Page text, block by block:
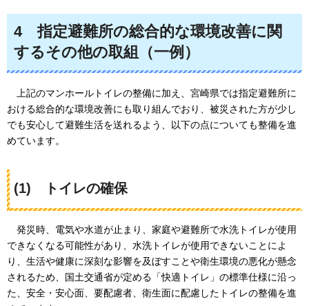
4
指定避難所の総合的な環境改善に関
するその他の取組（一例）
上記のマンホールトイレの整備に加え、宮崎県では指定避難所に
おける総合的な環境改善にも取り組んでおり、被災された方が少し
でも安心して避難生活を送れるよう、以下の点についても整備を進
めています。
(1) トイレの確保
発災時、電気や水道が止まり、家庭や避難所で水洗トイレが使用
できなくなる可能性があり、水洗トイレが使用できないことによ
り、生活や健康に深刻な影響を及ぼすことや衛生環境の悪化が懸念
されるため、国土交通省が定める「快適トイレ」の標準仕様に沿っ
た、安全・安心面、要配慮者、衛生面に配慮したトイレの整備を進